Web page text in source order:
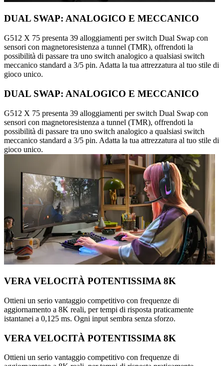
DUAL SWAP: ANALOGICO E MECCANICO
G512 X 75 presenta 39 alloggiamenti per switch Dual Swap con
sensori con magnetoresistenza a tunnel (TMR), offrendoti la
possibilità di passare tra uno switch analogico a qualsiasi switch
meccanico standard a 3/5 pin. Adatta la tua attrezzatura al tuo stile di
gioco unico.
DUAL SWAP: ANALOGICO E MECCANICO
G512 X 75 presenta 39 alloggiamenti per switch Dual Swap con
sensori con magnetoresistenza a tunnel (TMR), offrendoti la
possibilità di passare tra uno switch analogico a qualsiasi switch
meccanico standard a 3/5 pin. Adatta la tua attrezzatura al tuo stile di
gioco unico.
VERA VELOCITÀ POTENTISSIMA 8K
Ottieni un serio vantaggio competitivo con frequenze di
aggiornamento a 8K reali, per tempi di risposta praticamente
istantanei a 0,125 ms. Ogni input sembra senza sforzo.
VERA VELOCITÀ POTENTISSIMA 8K
Ottieni un serio vantaggio competitivo con frequenze di